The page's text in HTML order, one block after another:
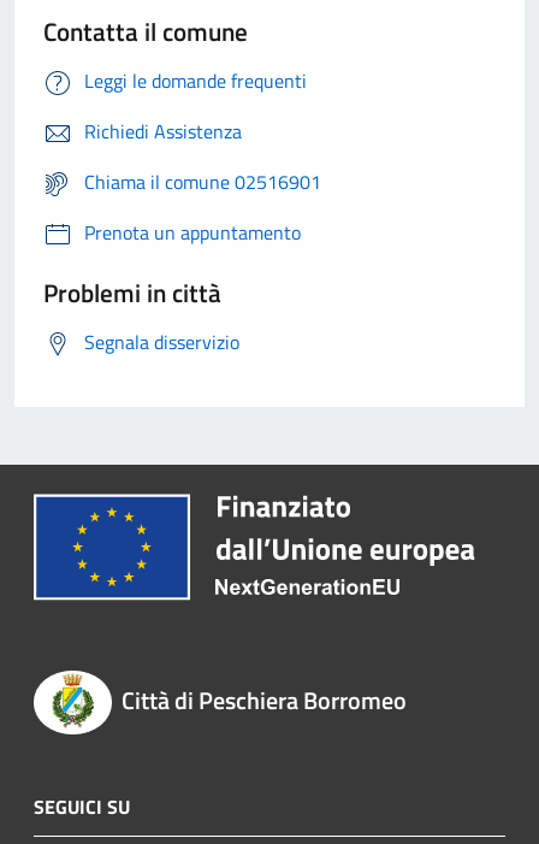
Contatta il comune
Leggi le domande frequenti
Richiedi Assistenza
Chiama il comune 02516901
Prenota un appuntamento
Problemi in città
Segnala disservizio
Città di Peschiera Borromeo
SEGUICI SU